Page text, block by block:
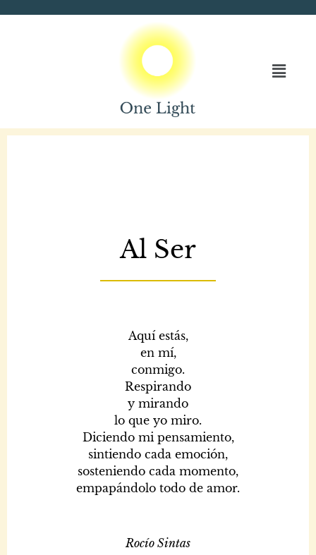
Al Ser
Aquí estás,
en mí,
conmigo.
Respirando
y mirando
lo que yo miro.
Diciendo mi pensamiento,
sintiendo cada emoción,
sosteniendo cada momento,
empapándolo todo de amor.
Rocío Sintas